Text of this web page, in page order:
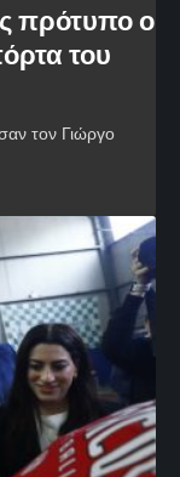
πρότυπο ο
του
τον Γιώργο